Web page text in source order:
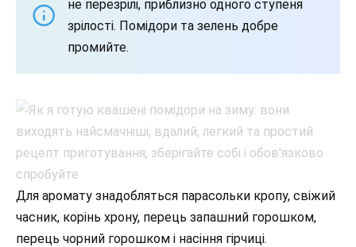
не перезрілі, приблизно одного ступеня
зрілості. Помідори та зелень добре
промийте.
Для аромату знадобляться парасольки кропу, свіжий
часник, корінь хрону, перець запашний горошком,
перець чорний горошком і насіння гірчиці.